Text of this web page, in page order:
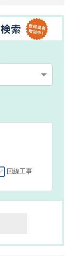
回線工事